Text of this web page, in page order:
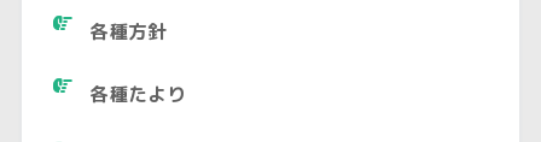
各種方針
各種たより